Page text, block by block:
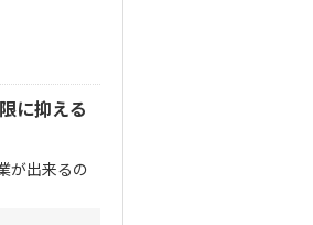
に抑える
が出来るの